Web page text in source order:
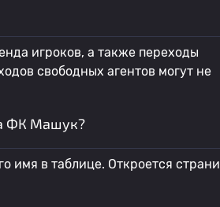
игроков, а также переходы
свободных агентов могут не
ФК Машук?
имя в таблице. Откроется